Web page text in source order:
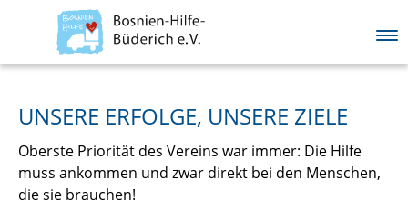
Springe direkt zu:
Hauptmenü
UNSERE ERFOLGE, UNSERE ZIELE
Oberste Priorität des Vereins war immer: Die Hilfe
muss ankommen und zwar direkt bei den Menschen,
die sie brauchen!